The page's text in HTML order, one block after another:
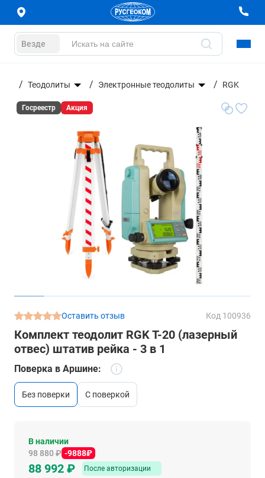
Везде
Теодолиты Электронные теодолиты RGK
Госреестр Акция
Оставить отзыв Код 100936
Комплект теодолит RGK T-20 (лазерный
отвес) штатив рейка - 3 в 1
Поверка в Аршине:
без поверки c поверкой
В наличии
98 880 ₽ -9888₽
88 992 ₽ После авторизации